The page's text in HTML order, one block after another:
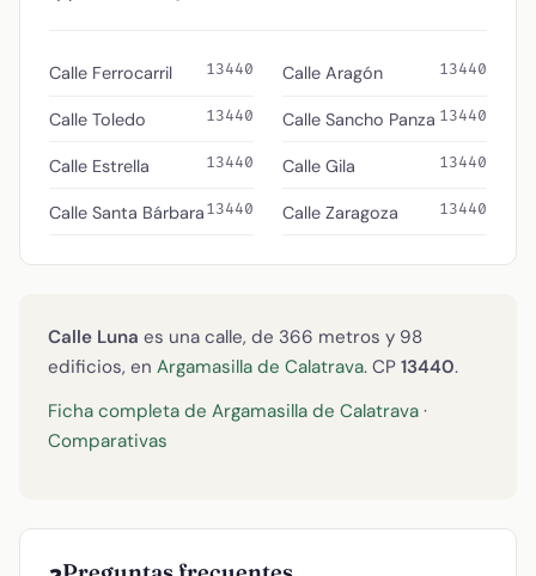
Calle Ferrocarril 13440
Calle Toledo 13440
Calle Estrella 13440
Calle Santa Bárbara13440
Calle Aragón 13440
Calle Sancho Panza 13440
Calle Gila 13440
Calle Zaragoza 13440
Calle Luna es una calle, de 366 metros y 98
edificios, en Argamasilla de Calatrava. CP 13440.
Ficha completa de Argamasilla de Calatrava ·
Comparativas